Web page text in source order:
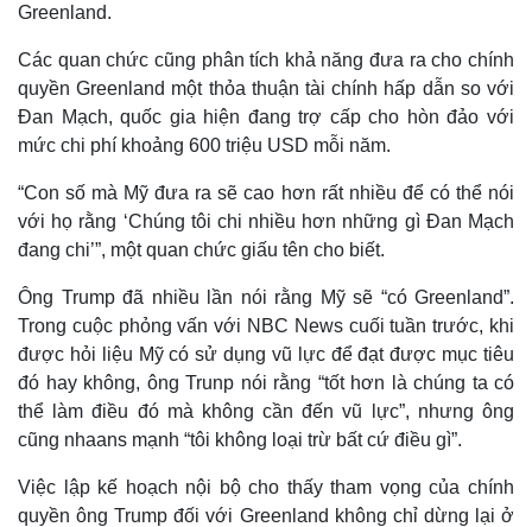
Thế giới
Quan sát
Cuộc sống đó đây
Multimedia
Video
Infographic
Greenland.
Các quan chức cũng phân tích khả năng đưa ra cho chính
quyền Greenland một thỏa thuận tài chính hấp dẫn so với
Đan Mạch, quốc gia hiện đang trợ cấp cho hòn đảo với
mức chi phí khoảng 600 triệu USD mỗi năm.
“Con số mà Mỹ đưa ra sẽ cao hơn rất nhiều để có thể nói
với họ rằng ‘Chúng tôi chi nhiều hơn những gì Đan Mạch
đang chi’”, một quan chức giấu tên cho biết.
Ông Trump đã nhiều lần nói rằng Mỹ sẽ “có Greenland”.
Trong cuộc phỏng vấn với NBC News cuối tuần trước, khi
được hỏi liệu Mỹ có sử dụng vũ lực để đạt được mục tiêu
đó hay không, ông Trunp nói rằng “tốt hơn là chúng ta có
thể làm điều đó mà không cần đến vũ lực”, nhưng ông
cũng nhaans mạnh “tôi không loại trừ bất cứ điều gì”.
Việc lập kế hoạch nội bộ cho thấy tham vọng của chính
quyền ông Trump đối với Greenland không chỉ dừng lại ở